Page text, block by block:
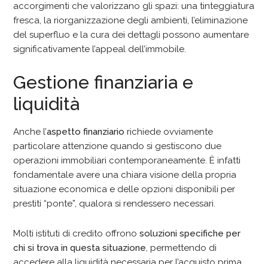
accorgimenti che valorizzano gli spazi: una tinteggiatura
fresca, la riorganizzazione degli ambienti, l’eliminazione
del superfluo e la cura dei dettagli possono aumentare
significativamente l’appeal dell’immobile.
Gestione finanziaria e
liquidità
Anche l’aspetto finanziariorichiede ovviamente
particolare attenzione quando si gestiscono due
operazioni immobiliari contemporaneamente. È infatti
fondamentale avere una chiara visione della propria
situazione economica e delle opzioni disponibili per
prestiti “ponte”, qualora si rendessero necessari.
Molti istituti di credito offronosoluzioni specifiche per
chi si trova in questa situazione, permettendo di